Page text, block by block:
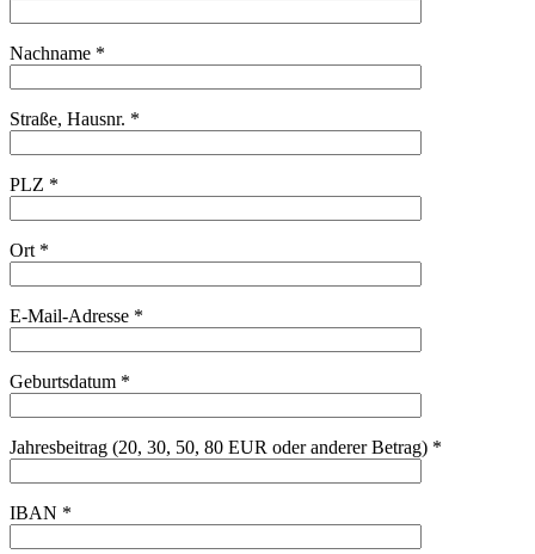
Nachname *
Straße, Hausnr. *
PLZ *
Ort *
E-Mail-Adresse *
Geburtsdatum *
Jahresbeitrag (20, 30, 50, 80 EUR oder anderer Betrag) *
IBAN *